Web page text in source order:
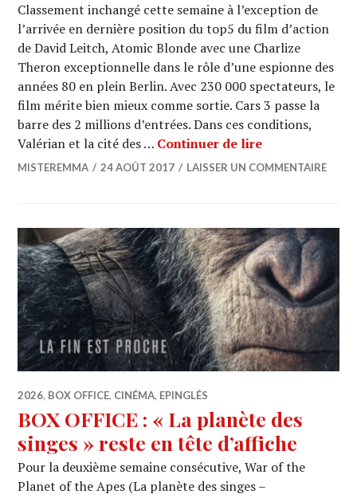
Classement inchangé cette semaine à l’exception de
l’arrivée en dernière position du top5 du film d’action
de David Leitch, Atomic Blonde avec une Charlize
Theron exceptionnelle dans le rôle d’une espionne des
années 80 en plein Berlin. Avec 230 000 spectateurs, le
film mérite bien mieux comme sortie. Cars 3 passe la
barre des 2 millions d’entrées. Dans ces conditions,
Valérian et la cité des … Continuer de lireBOX OFFICE
MISTEREMMA 24 AOÛT 2017 LAISSER UN COMMENTAIRE
2026, BOX OFFICE, CINÉMA, EPINGLÉS
BOX OFFICE : « La planète des
singes » reste en tête d’affiche
Pour la deuxième semaine consécutive, War of the
Planet of the Apes (La planète des singes –